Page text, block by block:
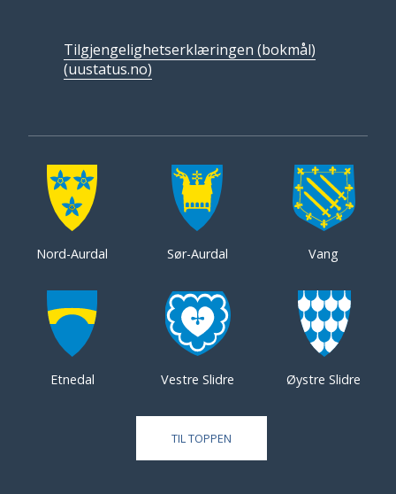
Tilgjengelighetserklæringen (bokmål)
(uustatus.no)
Nord-Aurdal Sør-Aurdal Vang
Etnedal Vestre Slidre Øystre Slidre
TIL TOPPEN